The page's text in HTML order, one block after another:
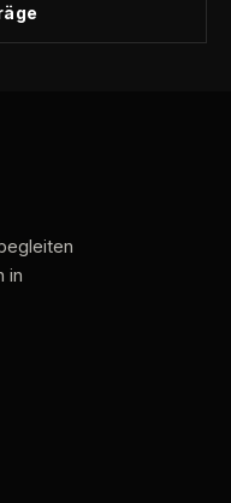
in